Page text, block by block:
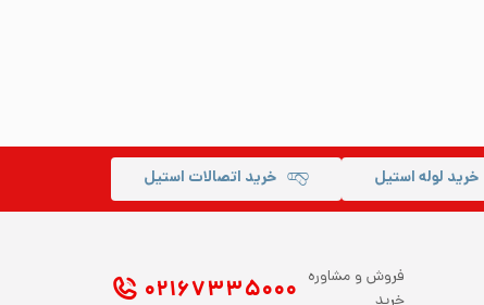
خرید لوله استیل خرید اتصالات استیل
فروش و مشاوره ۰۲۱ ۶۷۳۳۵۰۰۰